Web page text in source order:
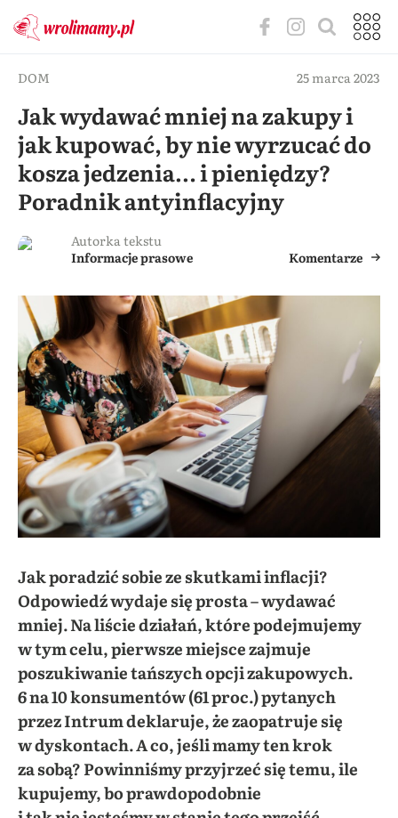
DOM 25 marca 2023
Jak wydawać mniej na zakupy i
jak kupować, by nie wyrzucać do
kosza jedzenia… i pieniędzy?
Poradnik antyinflacyjny
Autorka tekstu
Informacje prasowe
Komentarze
Jak poradzić sobie ze skutkami inflacji?
Odpowiedź wydaje się prosta – wydawać
mniej. Na liście działań, które podejmujemy
w tym celu, pierwsze miejsce zajmuje
poszukiwanie tańszych opcji zakupowych.
6 na 10 konsumentów (61 proc.) pytanych
przez Intrum deklaruje, że zaopatruje się
w dyskontach. A co, jeśli mamy ten krok
za sobą? Powinniśmy przyjrzeć się temu, ile
kupujemy, bo prawdopodobnie